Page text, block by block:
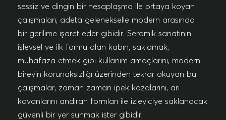
sessiz ve dingin bir hesaplaşma ile ortaya koyan
çalışmaları, adeta gelenekselle modern arasında
bir gerilime işaret eder gibidir. Seramik sanatının
işlevsel ve ilk formu olan kabın, saklamak,
muhafaza etmek gibi kullanım amaçlarını, modern
bireyin korunaksızlığı üzerinden tekrar okuyan bu
çalışmalar, zaman zaman ipek kozalarını, arı
kovanlarını andıran formları ile izleyiciye saklanacak
güvenli bir yer sunmak ister gibidir.